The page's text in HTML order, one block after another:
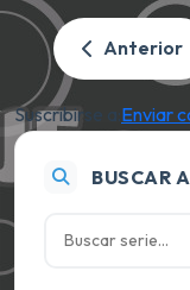
Anterior
Suscribirse a:Enviar
BUSCAR